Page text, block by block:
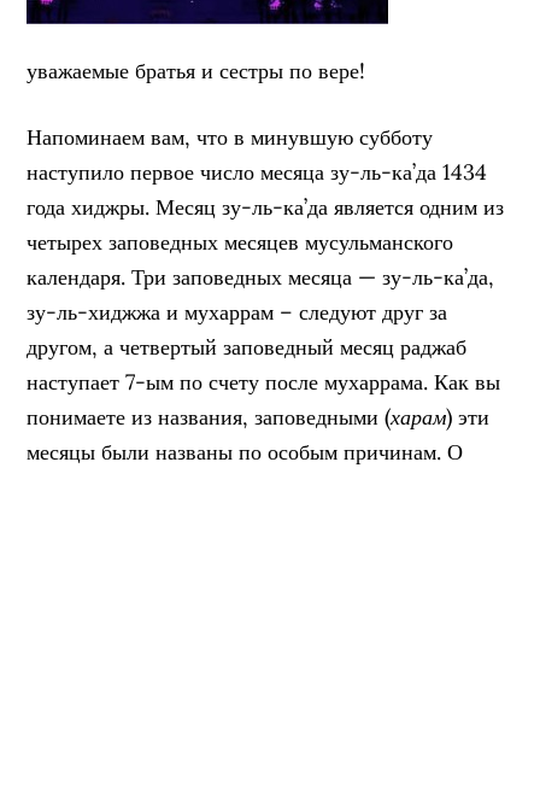
уважаемые братья и сестры по вере!
Напоминаем вам, что в минувшую субботу
наступило первое число месяца зу-ль-ка’да 1434
года хиджры. Месяц зу-ль-ка’да является одним из
четырех заповедных месяцев мусульманского
календаря. Три заповедных месяца — зу-ль-ка’да,
зу-ль-хиджжа и мухаррам – следуют друг за
другом, а четвертый заповедный месяц раджаб
наступает 7-ым по счету после мухаррама. Как вы
понимаете из названия, заповедными (харам) эти
месяцы были названы по особым причинам. О